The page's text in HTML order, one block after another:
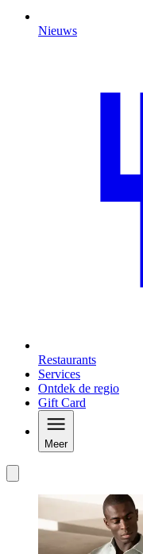
Nieuws
Restaurants
Services
Ontdek de regio
Gift Card
Meer